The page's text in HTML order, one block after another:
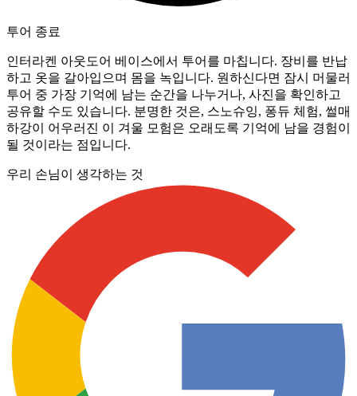
투어 종료
인터라켄 아웃도어 베이스에서 투어를 마칩니다. 장비를 반납
하고 옷을 갈아입으며 몸을 녹입니다. 원하신다면 잠시 머물러
투어 중 가장 기억에 남는 순간을 나누거나, 사진을 확인하고
공유할 수도 있습니다. 분명한 것은, 스노슈잉, 퐁듀 체험, 썰매
하강이 어우러진 이 겨울 모험은 오래도록 기억에 남을 경험이
될 것이라는 점입니다.
우리 손님이 생각하는 것